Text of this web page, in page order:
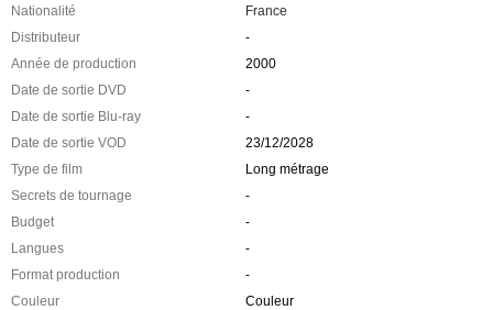
Nationalité
France
Distributeur
-
Année de production
2000
Date de sortie DVD
-
Date de sortie Blu-ray
-
Date de sortie VOD
23/12/2028
Type de film
Long métrage
Secrets de tournage
-
Budget
-
Langues
-
Format production
-
Couleur
Couleur